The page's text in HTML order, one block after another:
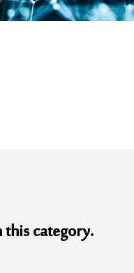
category.